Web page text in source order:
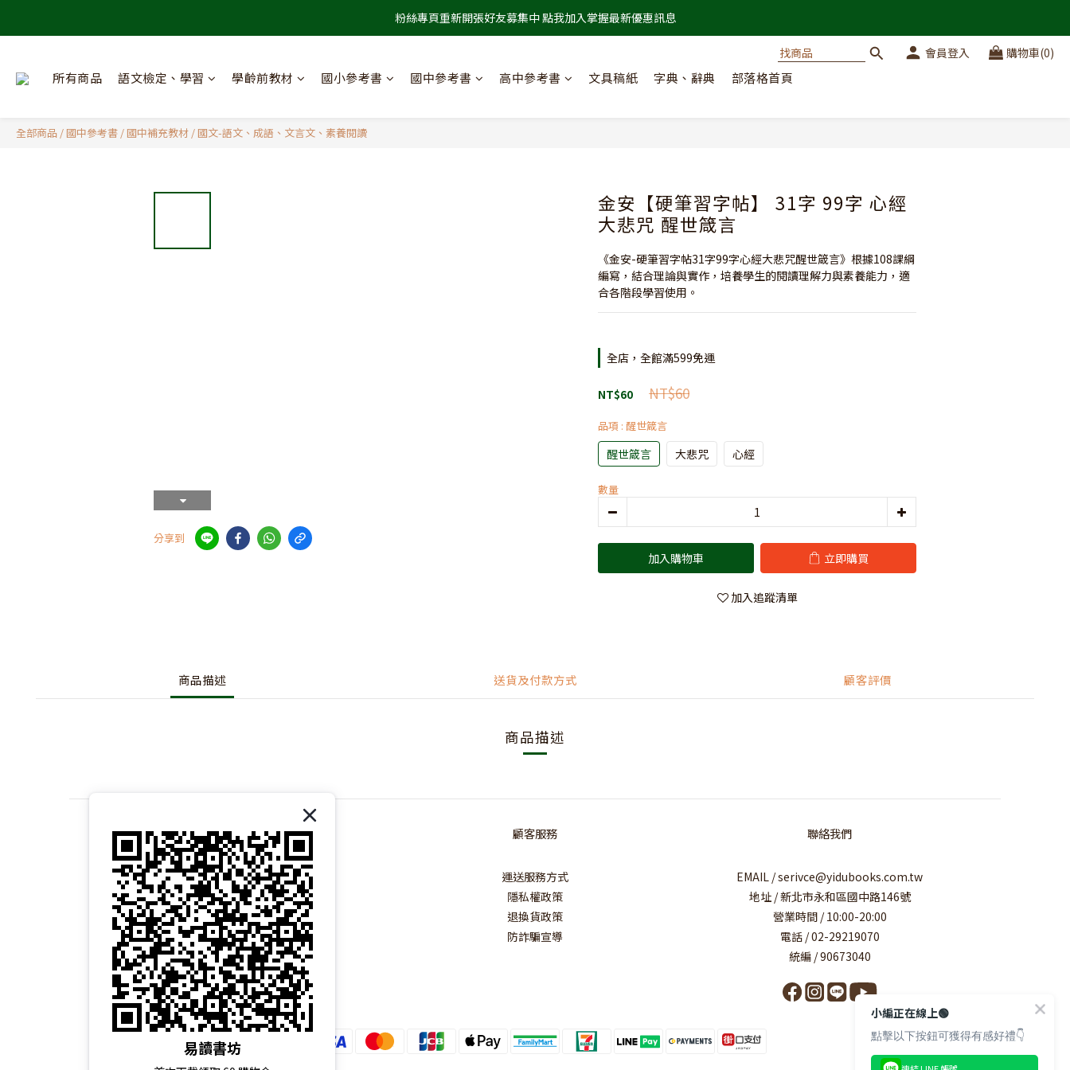
粉絲專頁重新開張好友募集中 點我加入掌握最新優惠訊息
會員登入 購物車(0)
所有商品 語文檢定、學習 學齡前教材 國小參考書 國中參考書 高中參考書 文具稿紙 字典、辭典 部落格首頁
全部商品 /國中參考書 /國中補充教材 /國文-語文、成語、文言文、素養閱讀
分享到
金安【硬筆習字帖】 31字 99字 心經
大悲咒 醒世箴言
《金安-硬筆習字帖31字99字心經大悲咒醒世箴言》根據108課綱
編寫，結合理論與實作，培養學生的閱讀理解力與素養能力，適
合各階段學習使用。
全店，全館滿599免運
NT$60
NT$60
品項 : 醒世箴言
醒世箴言 大悲咒 心經
數量
加入購物車 立即購買
加入追蹤清單
商品描述 送貨及付款方式 顧客評價
商品描述
關於我們｜About 易讀書坊
商店介紹｜Introduction
品牌故事｜Brand Story
核心價值｜Core Values
經營理念｜Our Philosophy
顧客服務
運送服務方式
隱私權政策
退換貨政策
防詐騙宣導
聯絡我們
EMAIL / serivce@yidubooks.com.tw
地址 / 新北市永和區國中路146號
營業時間 / 10:00-20:00
電話 / 02-29219070
統編 / 90673040
小編正在線上🟢
點擊以下按鈕可獲得有感好禮👇
易讀書坊